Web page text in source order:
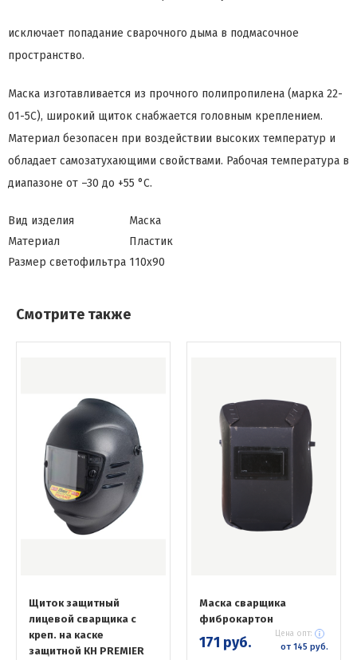
исключает попадание сварочного дыма в подмасочное
пространство.
Маска изготавливается из прочного полипропилена (марка 22-
01-5С), широкий щиток снабжается головным креплением.
Материал безопасен при воздействии высоких температур и
обладает самозатухающими свойствами. Рабочая температура в
диапазоне от –30 до +55 °С.
Вид изделия
Маска
Материал
Пластик
Размер светофильтра 110х90
Смотрите также
Щиток защитный
лицевой сварщика с
креп. на каске
защитной КН PREMIER
Маска сварщика
фиброкартон
171 руб. Цена опт:
от 145 руб.